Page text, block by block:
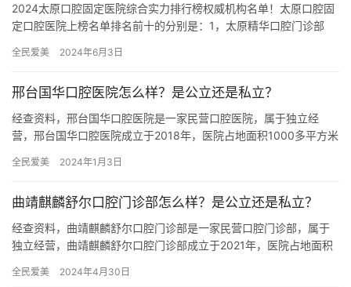
2024太原口腔固定医院综合实力排行榜权威机构名单！太原口腔固
定口腔医院上榜名单排名前十的分别是：1，太原精华口腔门诊部
全民爱美 2024年6月3日
邢台国华口腔医院怎么样？是公立还是私立？
经查资料，邢台国华口腔医院是一家民营口腔医院，属于独立经
营，邢台国华口腔医院成立于2018年，医院占地面积1000多平方米
全民爱美 2024年1月3日
曲靖麒麟舒尔口腔门诊部怎么样？是公立还是私立？
经查资料，曲靖麒麟舒尔口腔门诊部是一家民营口腔门诊部，属于
独立经营，曲靖麒麟舒尔口腔门诊部成立于2021年，医院占地面积
全民爱美 2024年4月30日